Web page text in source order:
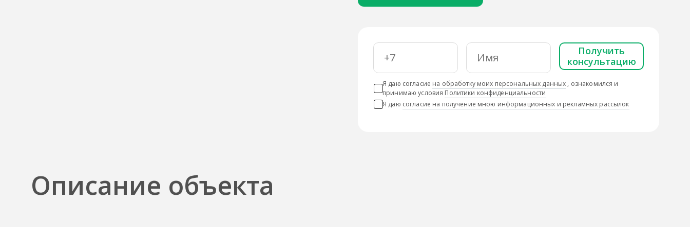
Получить
консультацию
Я даю согласие на обработку моих персональных данных , ознакомился и
принимаю условия Политики конфиденциальности
Я даю согласие на получение мною информационных и рекламных рассылок
Описание объекта